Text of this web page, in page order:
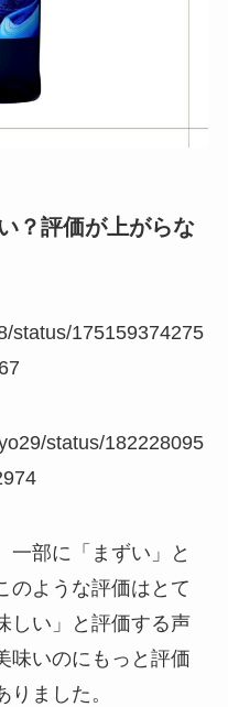
？評価が上がらな
status/175159374275
status/182228095
一部に「まずい」と
のような評価はとて
しい」と評価する声
味いのにもっと評価
ました。